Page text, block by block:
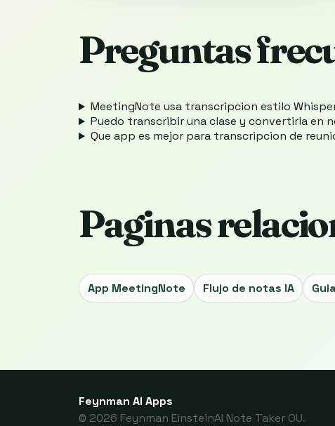
Preguntas
MeetingNote usa transcripcion estilo
Puedo transcribir una clase y convertirla en
Que app es mejor para transcripcion de
Paginas
App MeetingNote Flujo de notas IA
Feynman AI Apps
© 2026 Feynman EinsteinAI Note Taker OU.